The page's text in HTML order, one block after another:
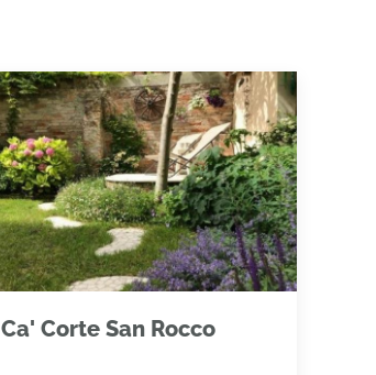
Ca' Corte San Rocco